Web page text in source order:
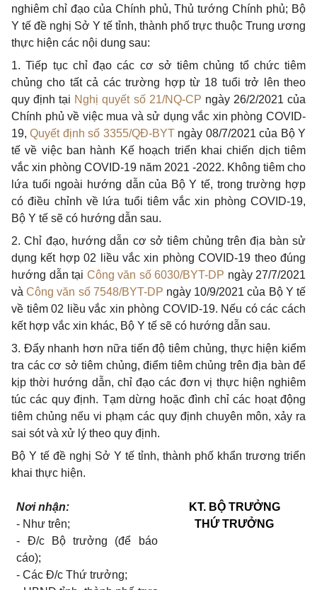
nghiêm chỉ đạo của Chính phủ, Thủ tướng Chính phủ; Bộ
Y tế đề nghị Sở Y tế tỉnh, thành phố trực thuộc Trung ương
thực hiện các nội dung sau:
1. Tiếp tục chỉ đạo các cơ sở tiêm chủng tổ chức tiêm
chủng cho tất cả các trường hợp từ 18 tuổi trở lên theo
quy định tại Nghị quyết số 21/NQ-CP ngày 26/2/2021 của
Chính phủ về việc mua và sử dụng vắc xin phòng COVID-
19,Quyết định số 3355/QĐ-BYTngày 08/7/2021 của Bộ Y
tế về việc ban hành Kế hoạch triển khai chiến dịch tiêm
vắc xin phòng COVID-19 năm 2021 -2022. Không tiêm cho
lứa tuổi ngoài hướng dẫn của Bộ Y tế, trong trường hợp
có điều chỉnh về lứa tuổi tiêm vắc xin phòng COVID-19,
Bộ Y tế sẽ có hướng dẫn sau.
2. Chỉ đạo, hướng dẫn cơ sở tiêm chủng trên địa bàn sử
dụng kết hợp 02 liều vắc xin phòng COVID-19 theo đúng
hướng dẫn tại Công văn số 6030/BYT-DP ngày 27/7/2021
vàCông văn số 7548/BYT-DP ngày 10/9/2021 của Bộ Y tế
về tiêm 02 liều vắc xin phòng COVID-19. Nếu có các cách
kết hợp vắc xin khác, Bộ Y tế sẽ có hướng dẫn sau.
3. Đẩy nhanh hơn nữa tiến độ tiêm chủng, thực hiện kiểm
tra các cơ sở tiêm chủng, điểm tiêm chủng trên địa bàn để
kịp thời hướng dẫn, chỉ đạo các đơn vị thực hiện nghiêm
túc các quy định. Tạm dừng hoặc đình chỉ các hoạt động
tiêm chủng nếu vi phạm các quy định chuyên môn, xảy ra
sai sót và xử lý theo quy định.
Bộ Y tế đề nghị Sở Y tế tỉnh, thành phố khẩn trương triển
khai thực hiện.
Nơi nhận:
- Như trên;
- Đ/c Bộ trưởng (để báo
cáo);
- Các Đ/c Thứ trưởng;
KT. BỘ TRƯỞNG
THỨ TRƯỞNG